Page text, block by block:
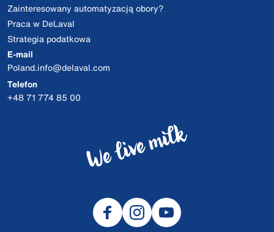
Zainteresowany automatyzacją obory?
Praca w DeLaval
Strategia podatkowa
E-mail
Poland.info@delaval.com
Telefon
+48 71 774 85 00